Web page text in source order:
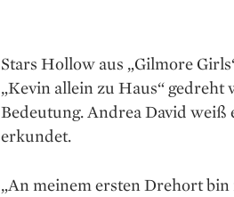
Stars Hollow aus „Gilmore
„Kevin allein zu Haus“
Bedeutung. Andrea David weiß
erkundet.
„An meinem ersten Drehort